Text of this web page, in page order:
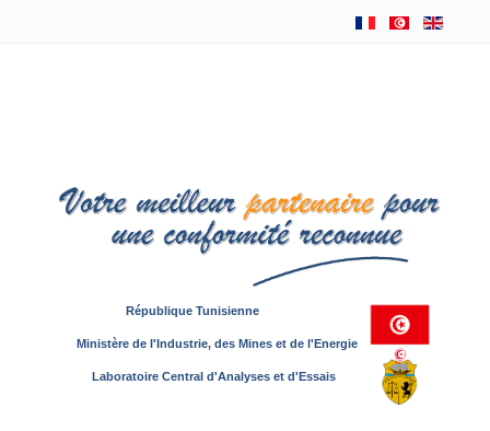
République Tunisienne
Ministère de l'Industrie, des Mines et de l'Energie
Laboratoire Central d'Analyses et d'Essais